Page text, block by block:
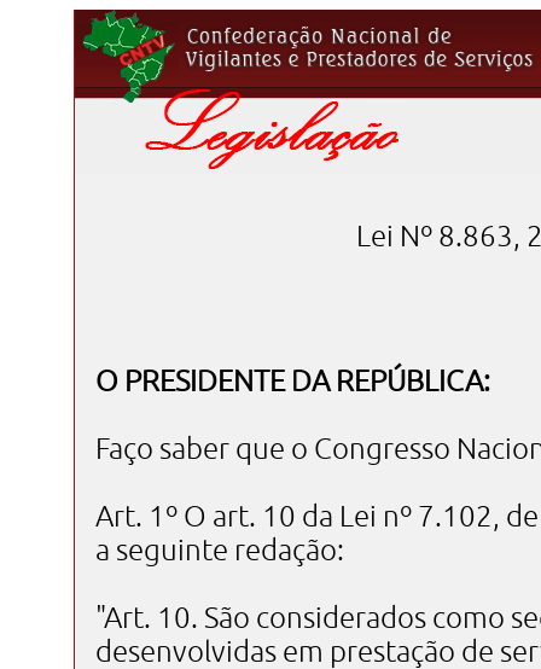
Lei Nº 8.863,
O PRESIDENTE DA REPÚBLICA:
Faço saber que o Congresso
Art. 1º O art. 10 da Lei nº 7.102,
a seguinte redação:
"Art. 10. São considerados como
desenvolvidas em prestação de